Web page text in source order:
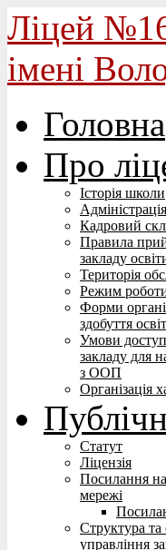
Ліцей
імені
Головна
Про
Історія школи
Кадровий
Правила
закладу
Територія
Режим
Форми
здобуття
Умови
закладу для
з ООП
Організація
Статут
Ліцензія
Посилання на
мережі
Структура та
управління